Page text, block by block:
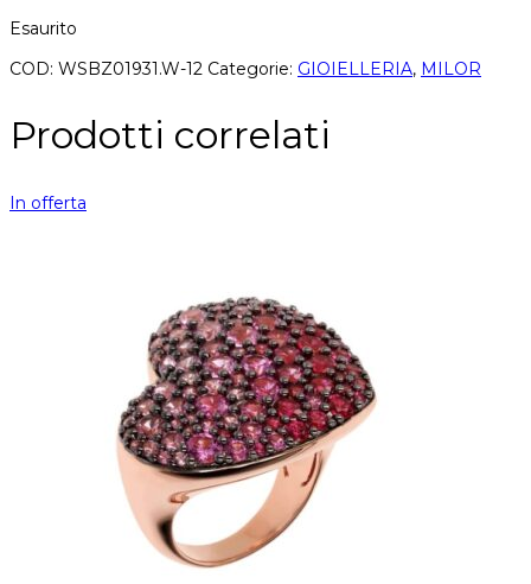
Esaurito
COD: WSBZ01931.W-12 Categorie: GIOIELLERIA, MILOR
Prodotti correlati
In offerta